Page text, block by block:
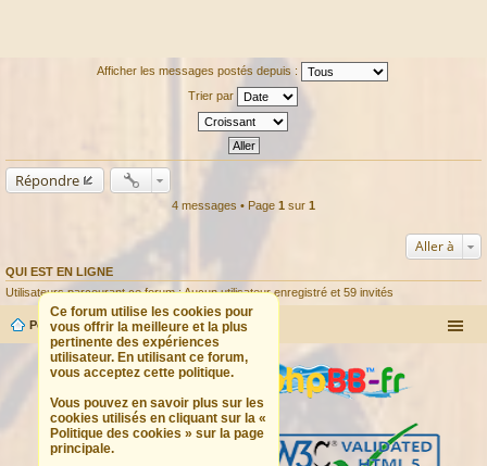
Afficher les messages postés depuis :
Trier par
Répondre
4 messages • Page 1 sur 1
Aller à
QUI EST EN LIGNE
Utilisateurs parcourant ce forum : Aucun utilisateur enregistré et 59 invités
Ce forum utilise les cookies pour
vous offrir la meilleure et la plus
pertinente des expériences
utilisateur. En utilisant ce forum,
vous acceptez cette politique.
Vous pouvez en savoir plus sur les
cookies utilisés en cliquant sur la «
Politique des cookies » sur la page
principale.
Portail Forum